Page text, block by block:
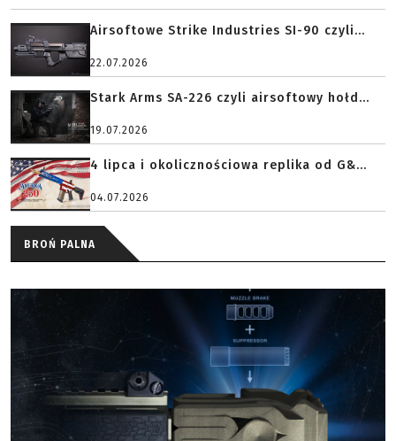
Airsoftowe Strike Industries SI-90 czyli...
22.07.2026
Stark Arms SA-226 czyli airsoftowy hołd...
19.07.2026
4 lipca i okolicznościowa replika od G&...
04.07.2026
BROŃ PALNA